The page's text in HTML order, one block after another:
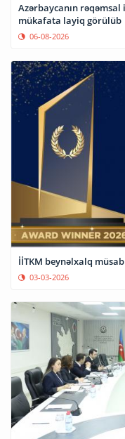
Azərbaycanın
mükafata layiq görülüb
06-08-2026
İİTKM beynəlxalq
03-03-2026